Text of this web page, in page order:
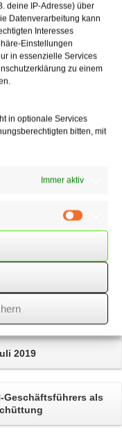
deine IP-Adresse) über
Datenverarbeitung kann
Interesses
Einstellungen
in essenzielle Services
zu einem
in optionale Services
bitten, mit
Immer aktiv
regelmäßig bereits dann
formuliert ist und/oder
Erwägungen
Meinungsfreiheit des
Gewicht beimessen als
auch die Grenze zur
Wucher!!“ nicht
und
2019
Geschäftsführers als